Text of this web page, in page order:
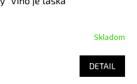
Skladom
DETAIL